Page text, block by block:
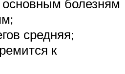
основным болезням
средняя;
к